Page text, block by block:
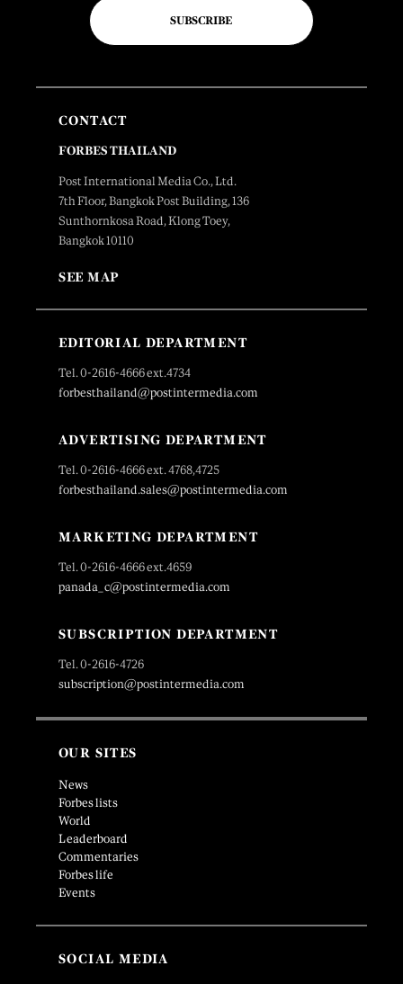
SUBSCRIBE
CONTACT
FORBES THAILAND
Post International Media Co., Ltd.
7th Floor, Bangkok Post Building, 136
Sunthornkosa Road, Klong Toey,
Bangkok 10110
SEE MAP
EDITORIAL DEPARTMENT
Tel. 0-2616-4666 ext.4734
forbesthailand@postintermedia.com
ADVERTISING DEPARTMENT
Tel. 0-2616-4666 ext. 4768,4725
forbesthailand.sales@postintermedia.com
MARKETING DEPARTMENT
Tel. 0-2616-4666 ext.4659
panada_c@postintermedia.com
SUBSCRIPTION DEPARTMENT
Tel. 0-2616-4726
subscription@postintermedia.com
OUR SITES
News
Forbes lists
World
Leaderboard
Commentaries
Forbes life
Events
SOCIAL MEDIA